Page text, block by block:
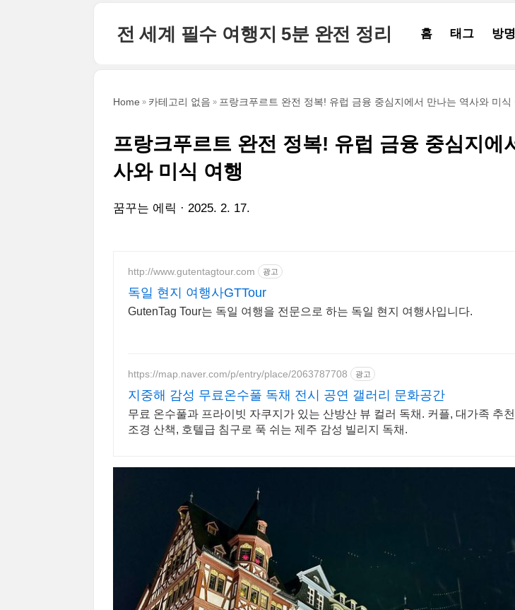
전 세계 필수 여행지 5분 완전 정리 홈 태그 방
Home 카테고리 없음 프랑크푸르트 완전 정복! 유럽 금융 중심지에서 만나는 역사와 미식
프랑크푸르트 완전 정복! 유럽 금융 중심지에
사와 미식 여행
꿈꾸는 에릭 2025. 2. 17.
http://www.gutentagtour.com 광고
독일 현지 여행사GTTour
GutenTag Tour는 독일 여행을 전문으로 하는 독일 현지 여행사입니다.
https://map.naver.com/p/entry/place/2063787708 광고
지중해 감성 무료온수풀 독채 전시 공연 갤러리 문화공간
무료 온수풀과 프라이빗 자쿠지가 있는 산방산 뷰 컬러 독채. 커플, 대가족 추
조경 산책, 호텔급 침구로 푹 쉬는 제주 감성 빌리지 독채.